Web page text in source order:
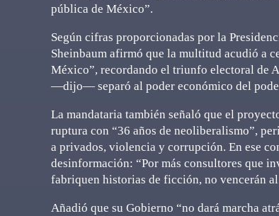
pública de México”.
Según cifras proporcionadas por la
Sheinbaum afirmó que la multitud acudió a
México”, recordando el triunfo electoral de
—dijo— separó al poder económico del
La mandataria también señaló que el
ruptura con “36 años de neoliberalismo”,
a privados, violencia y corrupción. En ese
desinformación: “Por más consultores que
fabriquen historias de ficción, no vencerán
Añadió que su Gobierno “no dará marcha